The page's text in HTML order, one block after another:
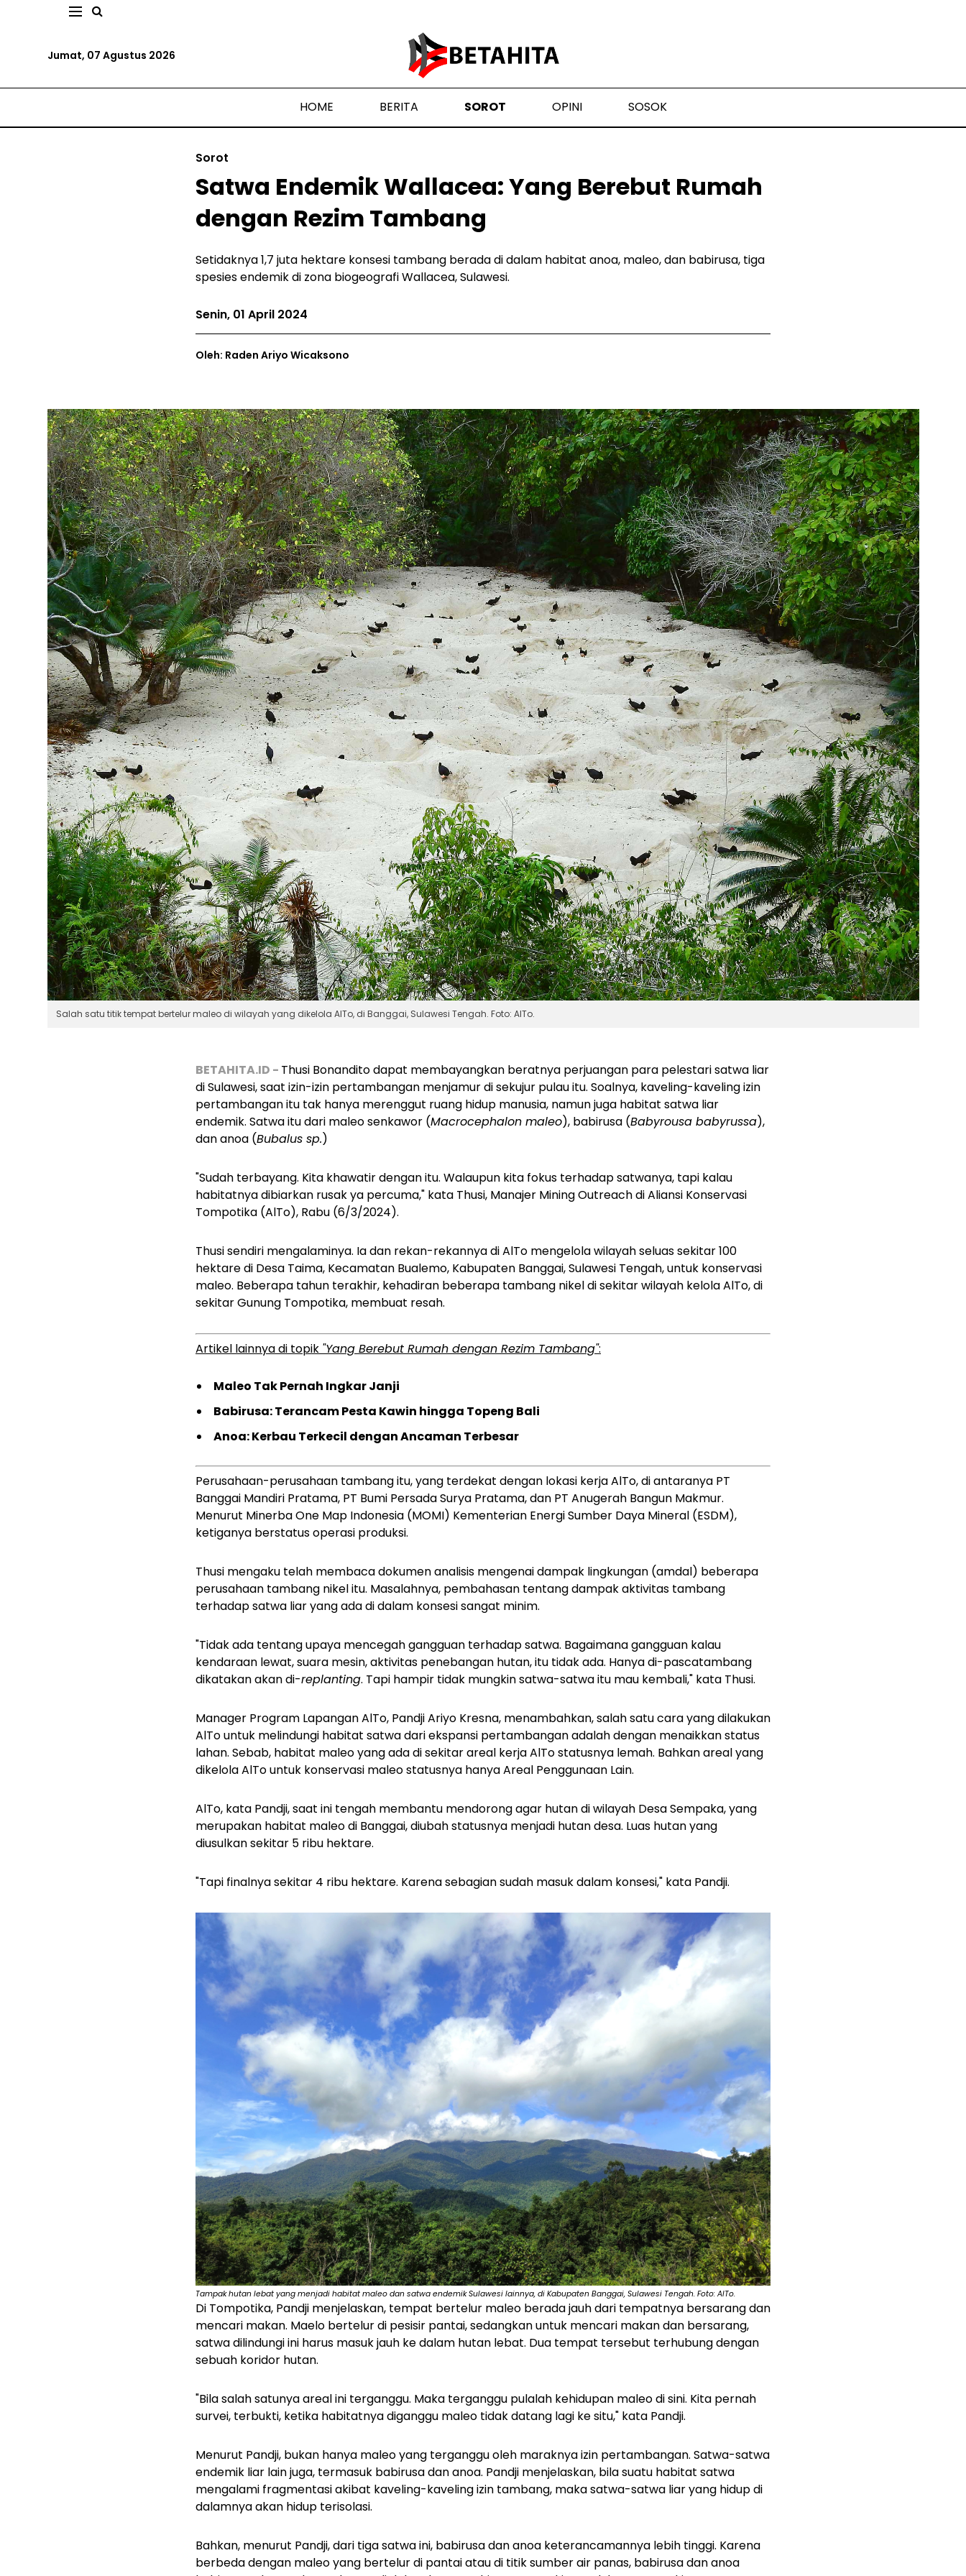
Jumat, 07 Agustus 2026
HOME BERITA SOROT OPINI SOSOK
Sorot
Satwa Endemik Wallacea: Yang Berebut Rumah
dengan Rezim Tambang
Setidaknya 1,7 juta hektare konsesi tambang berada di dalam habitat anoa, maleo, dan babirusa, tiga
spesies endemik di zona biogeografi Wallacea, Sulawesi.
Senin, 01 April 2024
Oleh: Raden Ariyo Wicaksono
Salah satu titik tempat bertelur maleo di wilayah yang dikelola AlTo, di Banggai, Sulawesi Tengah. Foto: AlTo.
BETAHITA.ID - Thusi Bonandito dapat membayangkan beratnya perjuangan para pelestari satwa liar
di Sulawesi, saat izin-izin pertambangan menjamur di sekujur pulau itu. Soalnya, kaveling-kaveling izin
pertambangan itu tak hanya merenggut ruang hidup manusia, namun juga habitat satwa liar
endemik. Satwa itu dari maleo senkawor (Macrocephalon maleo), babirusa (Babyrousa babyrussa),
dan anoa (Bubalus sp.)
"Sudah terbayang. Kita khawatir dengan itu. Walaupun kita fokus terhadap satwanya, tapi kalau
habitatnya dibiarkan rusak ya percuma," kata Thusi, Manajer Mining Outreach di Aliansi Konservasi
Tompotika (AlTo), Rabu (6/3/2024).
Thusi sendiri mengalaminya. Ia dan rekan-rekannya di AlTo mengelola wilayah seluas sekitar 100
hektare di Desa Taima, Kecamatan Bualemo, Kabupaten Banggai, Sulawesi Tengah, untuk konservasi
maleo. Beberapa tahun terakhir, kehadiran beberapa tambang nikel di sekitar wilayah kelola AlTo, di
sekitar Gunung Tompotika, membuat resah.
Artikel lainnya di topik "Yang Berebut Rumah dengan Rezim Tambang":
Maleo Tak Pernah Ingkar Janji
Babirusa: Terancam Pesta Kawin hingga Topeng Bali
Anoa: Kerbau Terkecil dengan Ancaman Terbesar
Perusahaan-perusahaan tambang itu, yang terdekat dengan lokasi kerja AlTo, di antaranya PT
Banggai Mandiri Pratama, PT Bumi Persada Surya Pratama, dan PT Anugerah Bangun Makmur.
Menurut Minerba One Map Indonesia (MOMI) Kementerian Energi Sumber Daya Mineral (ESDM),
ketiganya berstatus operasi produksi.
Thusi mengaku telah membaca dokumen analisis mengenai dampak lingkungan (amdal) beberapa
perusahaan tambang nikel itu. Masalahnya, pembahasan tentang dampak aktivitas tambang
terhadap satwa liar yang ada di dalam konsesi sangat minim.
"Tidak ada tentang upaya mencegah gangguan terhadap satwa. Bagaimana gangguan kalau
kendaraan lewat, suara mesin, aktivitas penebangan hutan, itu tidak ada. Hanya di-pascatambang
dikatakan akan di-replanting. Tapi hampir tidak mungkin satwa-satwa itu mau kembali," kata Thusi.
Manager Program Lapangan AlTo, Pandji Ariyo Kresna, menambahkan, salah satu cara yang dilakukan
AlTo untuk melindungi habitat satwa dari ekspansi pertambangan adalah dengan menaikkan status
lahan. Sebab, habitat maleo yang ada di sekitar areal kerja AlTo statusnya lemah. Bahkan areal yang
dikelola AlTo untuk konservasi maleo statusnya hanya Areal Penggunaan Lain.
AlTo, kata Pandji, saat ini tengah membantu mendorong agar hutan di wilayah Desa Sempaka, yang
merupakan habitat maleo di Banggai, diubah statusnya menjadi hutan desa. Luas hutan yang
diusulkan sekitar 5 ribu hektare.
"Tapi finalnya sekitar 4 ribu hektare. Karena sebagian sudah masuk dalam konsesi," kata Pandji.
Tampak hutan lebat yang menjadi habitat maleo dan satwa endemik Sulawesi lainnya, di Kabupaten Banggai, Sulawesi Tengah. Foto: AlTo.
Di Tompotika, Pandji menjelaskan, tempat bertelur maleo berada jauh dari tempatnya bersarang dan
mencari makan. Maelo bertelur di pesisir pantai, sedangkan untuk mencari makan dan bersarang,
satwa dilindungi ini harus masuk jauh ke dalam hutan lebat. Dua tempat tersebut terhubung dengan
sebuah koridor hutan.
"Bila salah satunya areal ini terganggu. Maka terganggu pulalah kehidupan maleo di sini. Kita pernah
survei, terbukti, ketika habitatnya diganggu maleo tidak datang lagi ke situ," kata Pandji.
Menurut Pandji, bukan hanya maleo yang terganggu oleh maraknya izin pertambangan. Satwa-satwa
endemik liar lain juga, termasuk babirusa dan anoa. Pandji menjelaskan, bila suatu habitat satwa
mengalami fragmentasi akibat kaveling-kaveling izin tambang, maka satwa-satwa liar yang hidup di
dalamnya akan hidup terisolasi.
Bahkan, menurut Pandji, dari tiga satwa ini, babirusa dan anoa keterancamannya lebih tinggi. Karena
berbeda dengan maleo yang bertelur di pantai atau di titik sumber air panas, babirusa dan anoa